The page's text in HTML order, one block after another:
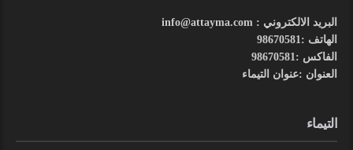
البريد الالكتروني : info@attayma.com
الهاتف :98670581
الفاكس :98670581
العنوان :عنوان التيماء
التيماء